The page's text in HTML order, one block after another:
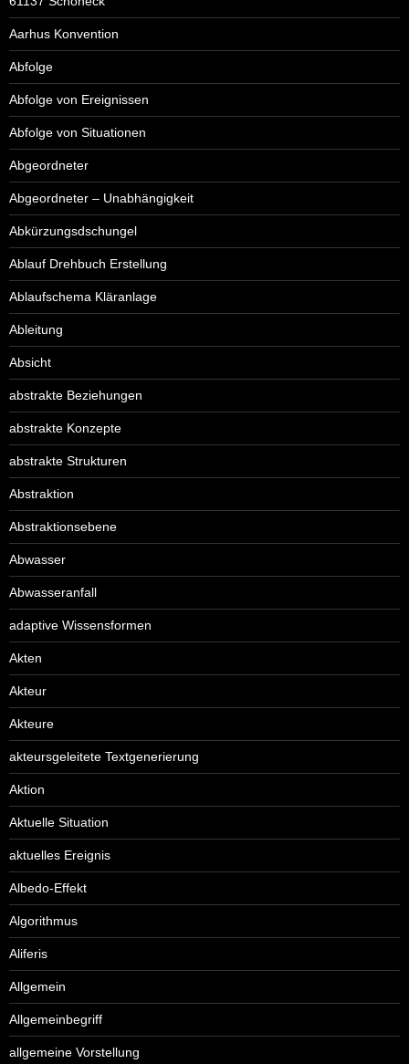
Aarhus Konvention
Abfolge
Abfolge von Ereignissen
Abfolge von Situationen
Abgeordneter
Abgeordneter – Unabhängigkeit
Abkürzungsdschungel
Ablauf Drehbuch Erstellung
Ablaufschema Kläranlage
Ableitung
Absicht
abstrakte Beziehungen
abstrakte Konzepte
abstrakte Strukturen
Abstraktion
Abstraktionsebene
Abwasser
Abwasseranfall
adaptive Wissensformen
Akten
Akteur
Akteure
akteursgeleitete Textgenerierung
Aktion
Aktuelle Situation
aktuelles Ereignis
Albedo-Effekt
Algorithmus
Aliferis
Allgemein
Allgemeinbegriff
allgemeine Vorstellung